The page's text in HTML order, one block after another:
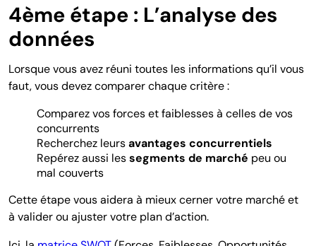
4ème étape : L’analyse des
données
Lorsque vous avez réuni toutes les informations qu’il vous
faut, vous devez comparer chaque critère :
Comparez vos forces et faiblesses à celles de vos
concurrents
Recherchez leursavantages concurrentiels
Repérez aussi lessegments de marché peu ou
mal couverts
Cette étape vous aidera à mieux cerner votre marché et
à valider ou ajuster votre plan d’action.